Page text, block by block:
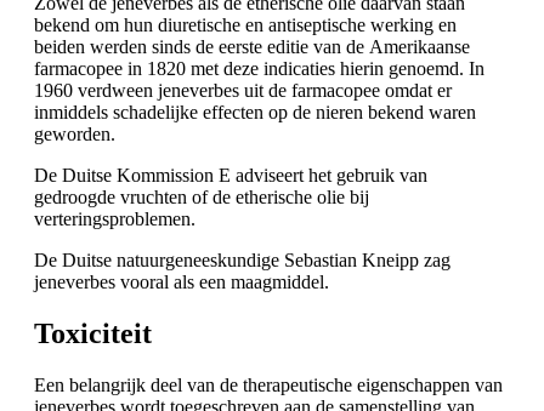
bekend om hun diuretische en antiseptische werking en
beiden werden sinds de eerste editie van de Amerikaanse
farmacopee in 1820 met deze indicaties hierin genoemd. In
1960 verdween jeneverbes uit de farmacopee omdat er
inmiddels schadelijke effecten op de nieren bekend waren
geworden.
De Duitse Kommission E adviseert het gebruik van
gedroogde vruchten of de etherische olie bij
verteringsproblemen.
De Duitse natuurgeneeskundige Sebastian Kneipp zag
jeneverbes vooral als een maagmiddel.
Toxiciteit
Een belangrijk deel van de therapeutische eigenschappen van